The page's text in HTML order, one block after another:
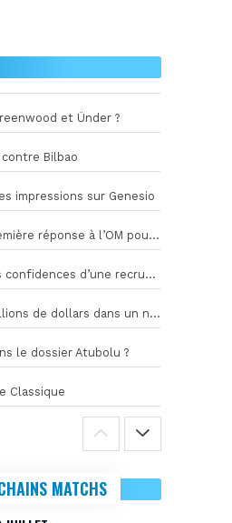
et Ünder ?
Bilbao
impressions sur Genesio
La Gantoise lâche une première réponse à l’OM pour Goore
« Tout est étonnant », les confidences d’une recrue du mercato hivernal de l’OM
McCourt va lâcher 300 millions de dollars dans un nouveau projet
le dossier Atubolu ?
Classique
MATCHS